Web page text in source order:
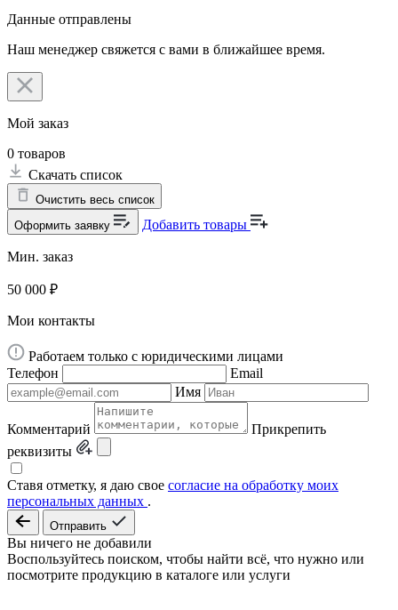
Данные отправлены
Наш менеджер свяжется с вами в ближайшее время.
Мой заказ
0 товаров
Скачать список
Очистить весь список
Оформить заявку
Добавить товары
Мин. заказ
50 000 ₽
Мои контакты
Работаем только с юридическими лицами
Телефон
Email
Имя
Комментарий
Прикрепить
реквизиты
Ставя отметку, я даю свое согласие на обработку моих
персональных данных .
Отправить
Вы ничего не добавили
Воспользуйтесь поиском, чтобы найти всё, что нужно или
посмотрите продукцию в каталоге или услуги